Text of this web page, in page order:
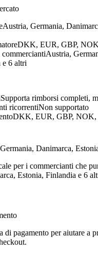
Austria, Germania,
DKK, EUR, GBP,
Austria,
e 6 altri
Supporta rimborsi completi,
ricorrentiNon supportato
DKK, EUR, GBP, NOK,
Danimarca,
per i commercianti che
Estonia, Finlandia e 6
di pagamento per aiutare a